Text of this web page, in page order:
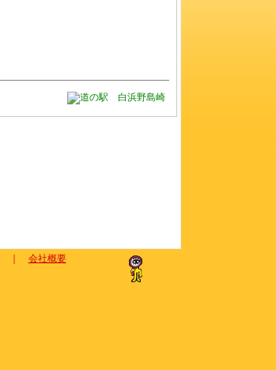
会社概要